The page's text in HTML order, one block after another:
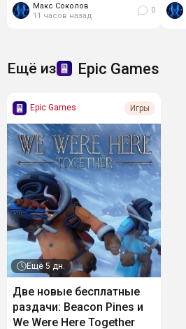
Plati и GGSEL. Военный шутер в
большом...
Макс Соколов
11 часов назад
0
Ещё из Epic Games
Epic Games Игры
Ещё 5 дн.
Две новые бесплатные
раздачи: Beacon Pines и
We Were Here Together